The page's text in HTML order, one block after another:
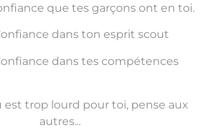
que tes garçons ont en toi.
dans ton esprit scout
dans tes compétences
est trop lourd pour toi, pense aux
autres...